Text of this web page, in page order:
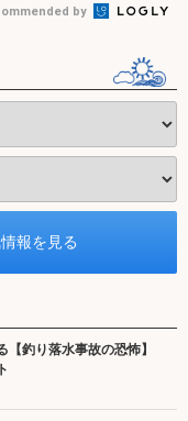
by
【釣り落水事故の恐怖】